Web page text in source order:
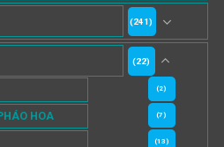
(241)
(22)
(2)
HOA (7)
(13)